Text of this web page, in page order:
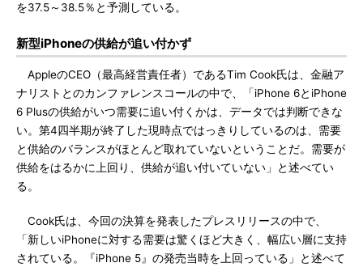
を37.5～38.5％と予測している。
新型iPhoneの供給が追い付かず
AppleのCEO（最高経営責任者）であるTim Cook氏は、金融ア
ナリストとのカンファレンスコールの中で、「iPhone 6とiPhone
6 Plusの供給がいつ需要に追い付くかは、データでは判断できな
い。第4四半期が終了した現時点ではっきりしているのは、需要
と供給のバランスがほとんど取れていないということだ。需要が
供給をはるかに上回り、供給が追い付いていない」と述べてい
る。
Cook氏は、今回の決算を発表したプレスリリースの中で、
「新しいiPhoneに対する需要は驚くほど大きく、幅広い層に支持
されている。『iPhone 5』の発売当時を上回っている」と述べて